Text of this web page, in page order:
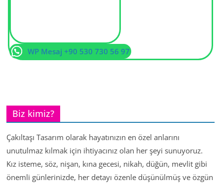
WP Mesaj +90 530 730 56 97
Biz kimiz?
Çakıltaşı Tasarım olarak hayatınızın en özel anlarını
unutulmaz kılmak için ihtiyacınız olan her şeyi sunuyoruz.
Kız isteme, söz, nişan, kına gecesi, nikah, düğün, mevlit gibi
önemli günlerinizde, her detayı özenle düşünülmüş ve özgün